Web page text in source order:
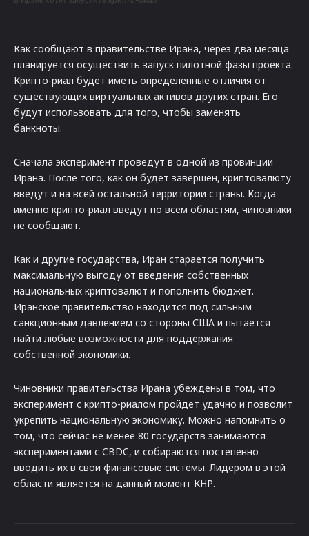
Как сообщают в правительстве Ирана, через два месяца
планируется осуществить запуск пилотной фазы проекта.
Крипто-риал будет иметь определенные отличия от
существующих виртуальных активов других стран. Его
будут использовать для того, чтобы заменять
банкноты.
Сначала эксперимент проведут в одной из провинции
Ирана. После того, как он будет завершен, криптовалюту
введут и на всей остальной территории страны. Когда
именно крипто-риал введут по всем областям, чиновники
не сообщают.
Как и другие государства, Иран старается получить
максимальную выгоду от введения собственных
национальных криптовалют и пополнить бюджет.
Иранское правительство находится под сильным
санкционным давлением со стороны США и пытается
найти любые возможности для поддержания
собственной экономики.
Чиновники правительства Ирана убеждены в том, что
эксперимент с крипто-риалом пройдет удачно и позволит
укрепить национальную экономику. Можно напомнить о
том, что сейчас не менее 80 государств занимаются
экспериментами с CBDC, и собираются постепенно
вводить их в свои финансовые системы. Лидером в этой
области является на данный момент КНР.